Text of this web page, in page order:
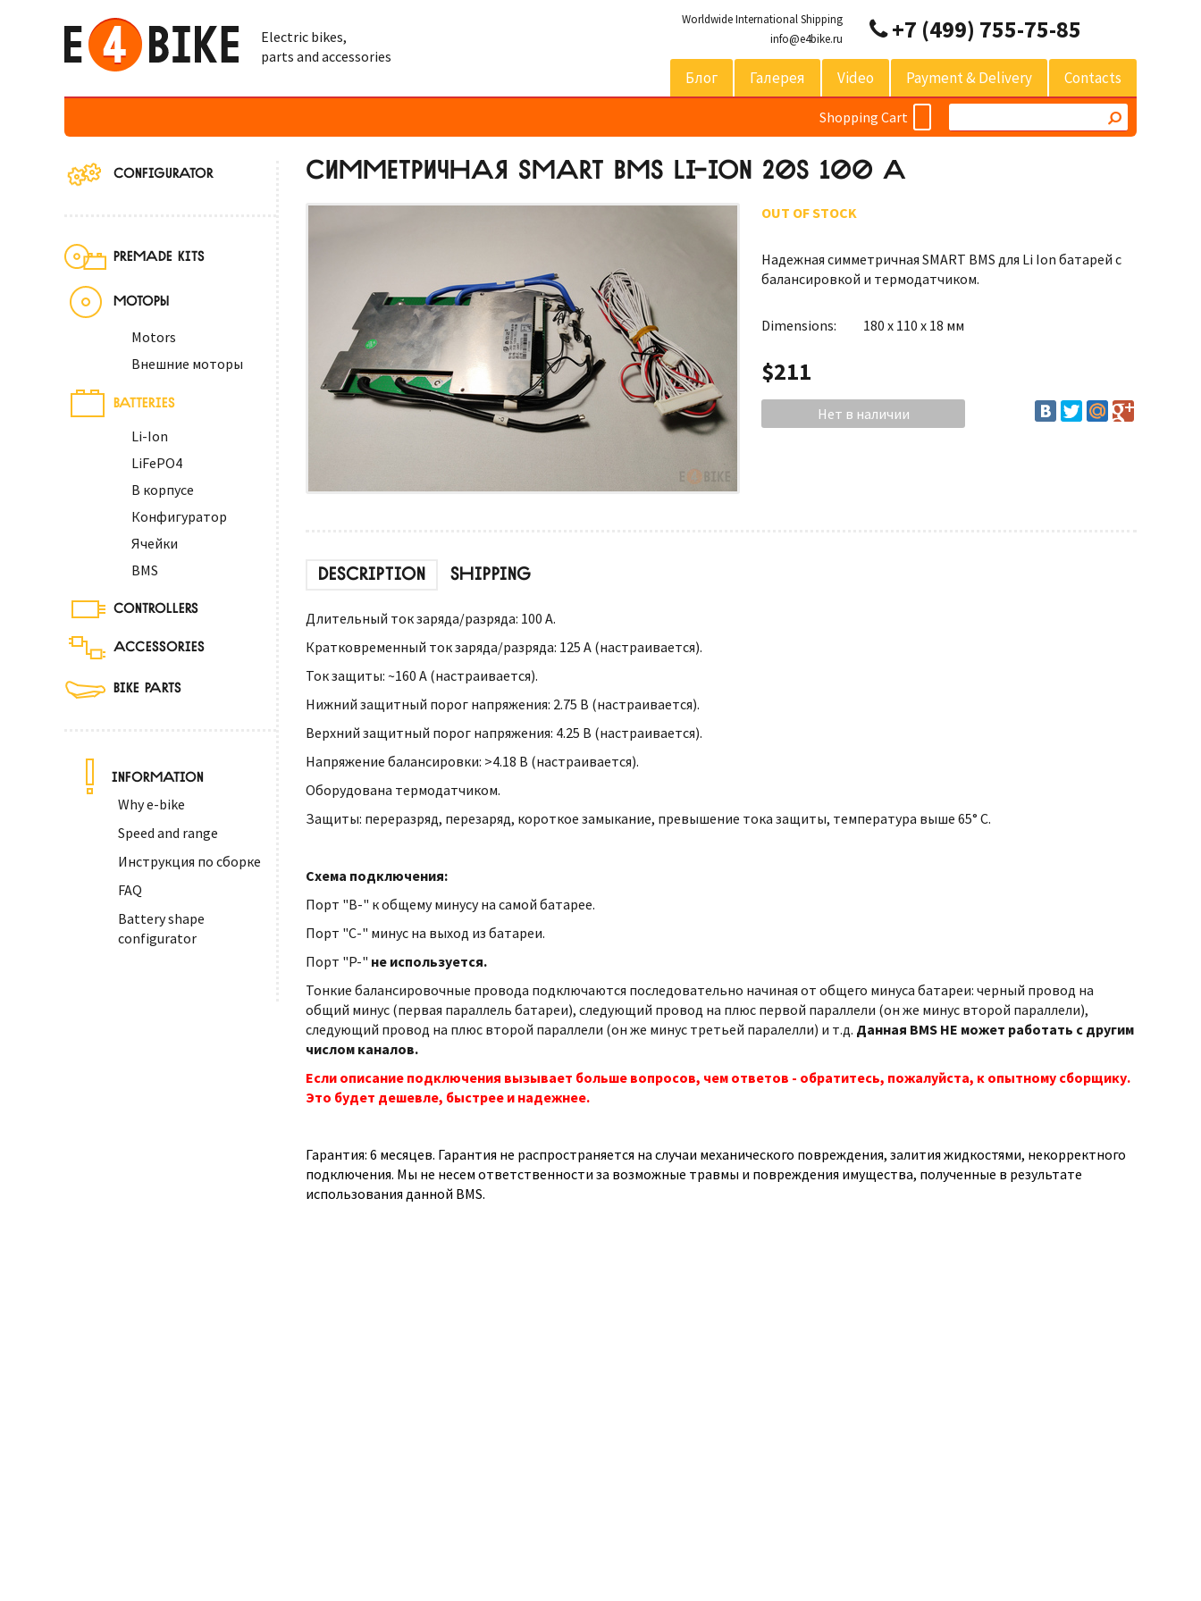
Electric bikes,
parts and accessories
Worldwide International Shipping
info@e4bike.ru
+7 (499) 755-75-85
Блог Галерея Video Payment & Delivery Contacts
Shopping Cart
CONFIGURATOR
PREMADE KITS
МОТОРЫ
Motors
Внешние моторы
BATTERIES
Li-Ion
LiFePO4
В корпусе
Конфигуратор
Ячейки
BMS
CONTROLLERS
ACCESSORIES
BIKE PARTS
INFORMATION
Why e-bike
Speed and range
Инструкция по сборке
FAQ
Battery shape
configurator
СИММЕТРИЧНАЯ SMART BMS LI-ION 20S 100 A
OUT OF STOCK
Надежная симметричная SMART BMS для Li Ion батарей с
балансировкой и термодатчиком.
Dimensions: 180 х 110 х 18 мм
$211
DESCRIPTION SHIPPING
Длительный ток заряда/разряда: 100 А.
Кратковременный ток заряда/разряда: 125 А (настраивается).
Ток защиты: ~160 А (настраивается).
Нижний защитный порог напряжения: 2.75 В (настраивается).
Верхний защитный порог напряжения: 4.25 В (настраивается).
Напряжение балансировки: >4.18 В (настраивается).
Оборудована термодатчиком.
Защиты: переразряд, перезаряд, короткое замыкание, превышение тока защиты, температура выше 65° С.
Схема подключения:
Порт "B-" к общему минусу на самой батарее.
Порт "С-" минус на выход из батареи.
Порт "P-" не используется.
Тонкие балансировочные провода подключаются последовательно начиная от общего минуса батареи: черный провод на
общий минус (первая параллель батареи), следующий провод на плюс первой параллели (он же минус второй параллели),
следующий провод на плюс второй параллели (он же минус третьей паралелли) и т.д. Данная BMS НЕ может работать с другим
числом каналов.
Если описание подключения вызывает больше вопросов, чем ответов - обратитесь, пожалуйста, к опытному сборщику.
Это будет дешевле, быстрее и надежнее.
Гарантия: 6 месяцев. Гарантия не распространяется на случаи механического повреждения, залития жидкостями, некорректного
подключения. Мы не несем ответственности за возможные травмы и повреждения имущества, полученные в результате
использования данной BMS.